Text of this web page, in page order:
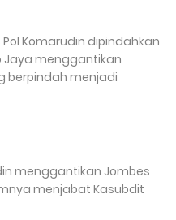
Komarudin dipindahkan
Jaya menggantikan
berpindah menjadi
menggantikan Jombes
menjabat Kasubdit